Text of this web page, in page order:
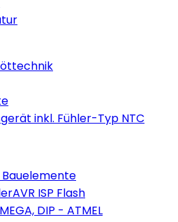
inkl. Fühler-Typ NTC
Bauelemente
ISP Flash
DIP - ATMEL